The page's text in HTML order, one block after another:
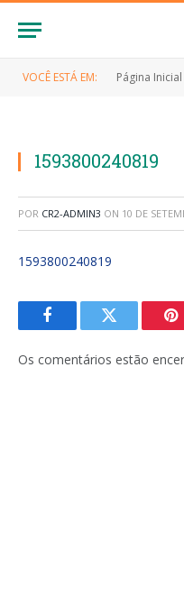
VOCÊ ESTÁ EM: Página Inicial
1593800240819
POR CR2-ADMIN3 ON 10 DE
1593800240819
FacebookTwitter
Os comentários estão